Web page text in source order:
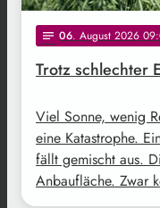
notes 06. August 2026
Trotz schlechter
Viel Sonne, wenig
eine Katastrophe.
fällt gemischt aus.
Anbaufläche. Zwar